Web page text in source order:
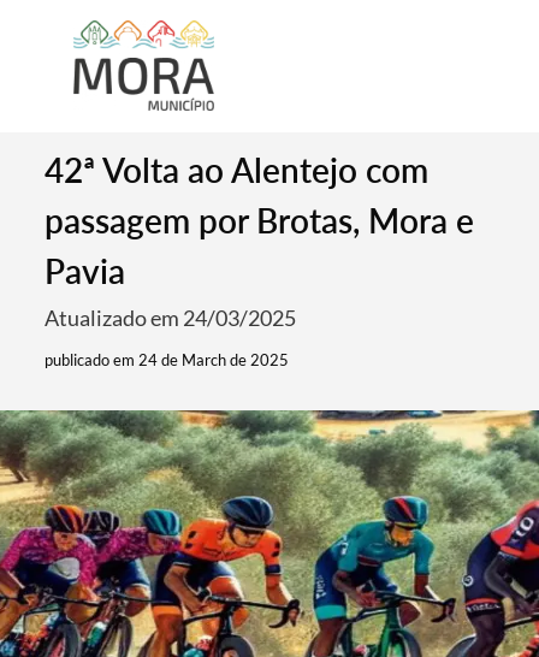
42ª Volta ao Alentejo com
passagem por Brotas, Mora e
Pavia
Atualizado em 24/03/2025
publicado em 24 de March de 2025